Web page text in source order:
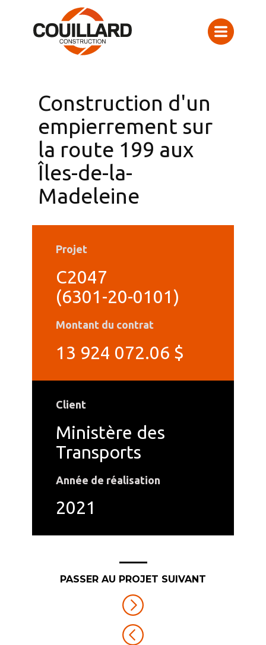
Construction d'un
empierrement sur
la route 199 aux
Îles-de-la-
Madeleine
Projet
C2047
(6301-20-0101)
Montant du contrat
13 924 072.06 $
Client
Ministère des
Transports
Année de réalisation
2021
PASSER AU PROJET SUIVANT